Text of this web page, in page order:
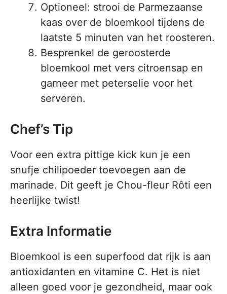
Optioneel: strooi de Parmezaanse
kaas over de bloemkool tijdens de
laatste 5 minuten van het roosteren.
Besprenkel de geroosterde
bloemkool met vers citroensap en
garneer met peterselie voor het
serveren.
Chef’s Tip
Voor een extra pittige kick kun je een
snufje chilipoeder toevoegen aan de
marinade. Dit geeft je Chou-fleur Rôti een
heerlijke twist!
Extra Informatie
Bloemkool is een superfood dat rijk is aan
antioxidanten en vitamine C. Het is niet
alleen goed voor je gezondheid, maar ook